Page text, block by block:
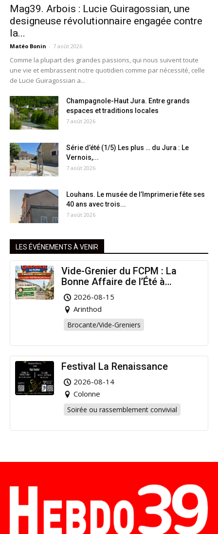
Mag39. Arbois : Lucie Guiragossian, une
designeuse révolutionnaire engagée contre
la...
Matéo Bonin - 7 août 2026
Comme la plupart des grandes passions, qui nous suivent toute
une vie et embrassent notre quotidien comme par nécessité, celle
de Lucie Guiragossian a...
Champagnole-Haut Jura. Entre grands
espaces et traditions locales
7 août 2026
Série d’été (1/5) Les plus … du Jura : Le
Vernois,...
7 août 2026
Louhans. Le musée de l’Imprimerie fête ses
40 ans avec trois...
7 août 2026
LES ÉVÉNEMENTS À VENIR
Vide-Grenier du FCPM : La
Bonne Affaire de l’Été à
Arinthod !
2026-08-15
Arinthod
Brocante/Vide-Greniers
Festival La Renaissance
2026-08-14
Colonne
Soirée ou rassemblement convivial